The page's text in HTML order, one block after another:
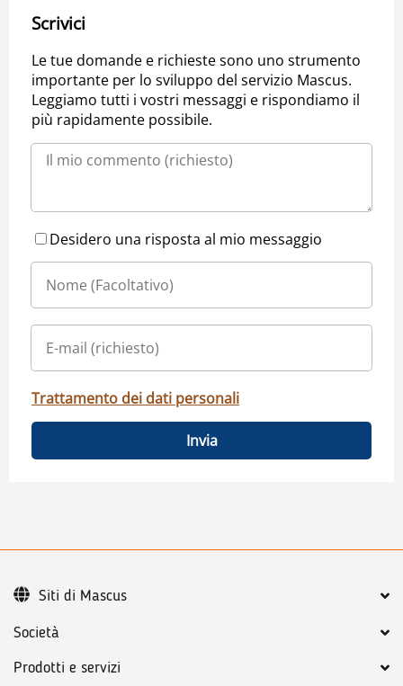
Scrivici
Le tue domande e richieste sono uno strumento
importante per lo sviluppo del servizio Mascus.
Leggiamo tutti i vostri messaggi e rispondiamo il
più rapidamente possibile.
Desidero una risposta al mio messaggio
Trattamento dei dati personali
Invia
Società
Prodotti e servizi
Siti di Mascus